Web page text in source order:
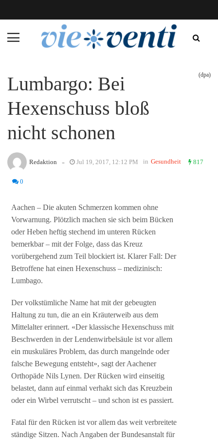
Lumbargo: Bei
Hexenschuss bloß
nicht schonen
(dpa)
Redaktion - Jul 19, 2017, 12:12 PM in Gesundheit 817
0
Aachen – Die akuten Schmerzen kommen ohne
Vorwarnung. Plötzlich machen sie sich beim Bücken
oder Heben heftig stechend im unteren Rücken
bemerkbar – mit der Folge, dass das Kreuz
vorübergehend zum Teil blockiert ist. Klarer Fall: Der
Betroffene hat einen Hexenschuss – medizinisch:
Lumbago.
Der volkstümliche Name hat mit der gebeugten
Haltung zu tun, die an ein Kräuterweib aus dem
Mittelalter erinnert. «Der klassische Hexenschuss mit
Beschwerden in der Lendenwirbelsäule ist vor allem
ein muskuläres Problem, das durch mangelnde oder
falsche Bewegung entsteht», sagt der Aachener
Orthopäde Nils Lynen. Der Rücken wird einseitig
belastet, dann auf einmal verhakt sich das Kreuzbein
oder ein Wirbel verrutscht – und schon ist es passiert.
Fatal für den Rücken ist vor allem das weit verbreitete
ständige Sitzen. Nach Angaben der Bundesanstalt für